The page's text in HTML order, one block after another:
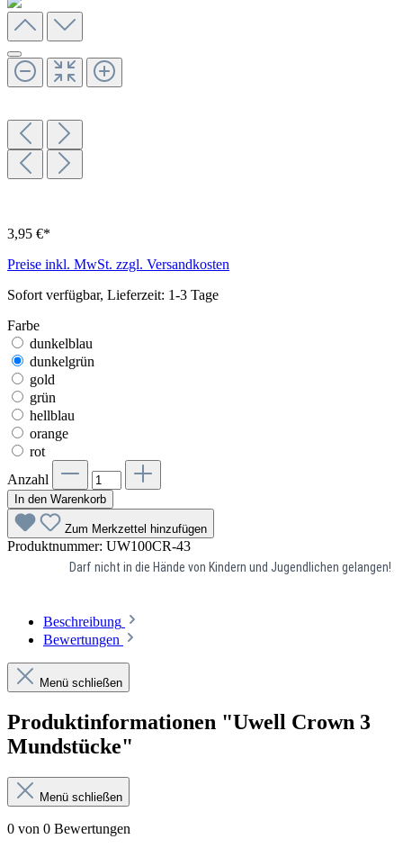
3,95 €*
Preise inkl. MwSt. zzgl. Versandkosten
Sofort verfügbar, Lieferzeit: 1-3 Tage
Farbe
dunkelblau
dunkelgrün
gold
grün
hellblau
orange
rot
Anzahl
In den Warenkorb
Zum Merkzettel hinzufügen
Produktnummer: UW100CR-43
Darf nicht in die Hände von Kindern und Jugendlichen gelangen!
Beschreibung
Bewertungen
Menü schließen
Produktinformationen "Uwell Crown 3
Mundstücke"
Menü schließen
0 von 0 Bewertungen